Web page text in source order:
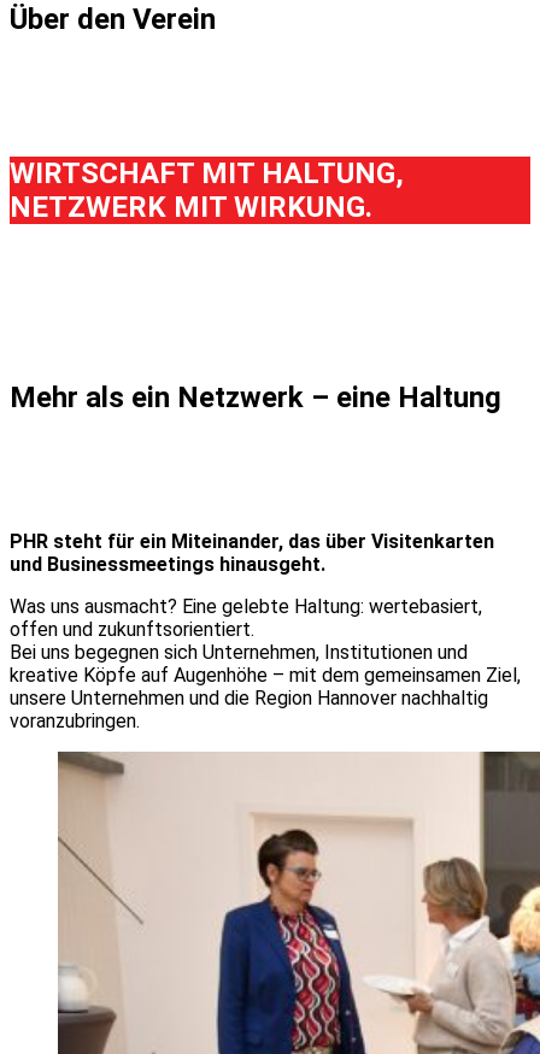
Über den Verein
WIRTSCHAFT MIT HALTUNG,
NETZWERK MIT WIRKUNG.
Mehr als ein Netzwerk – eine Haltung
PHR steht für ein Miteinander, das über Visitenkarten
und Businessmeetings hinausgeht.
Was uns ausmacht? Eine gelebte Haltung: wertebasiert,
offen und zukunftsorientiert.
Bei uns begegnen sich Unternehmen, Institutionen und
kreative Köpfe auf Augenhöhe – mit dem gemeinsamen Ziel,
unsere Unternehmen und die Region Hannover nachhaltig
voranzubringen.